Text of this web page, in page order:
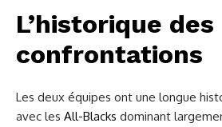
L’historique des
confrontations
Les deux équipes ont une longue
avec les All-Blacks dominant